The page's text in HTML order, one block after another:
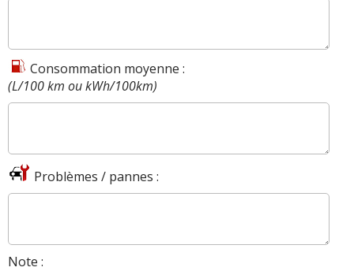
Consommation moyenne :
(L/100 km ou kWh/100km)
Problèmes / pannes :
Note :